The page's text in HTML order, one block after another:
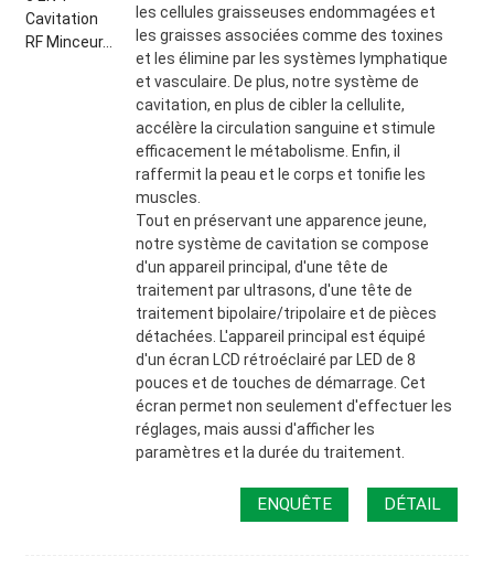
les cellules graisseuses endommagées et
les graisses associées comme des toxines
et les élimine par les systèmes lymphatique
et vasculaire. De plus, notre système de
cavitation, en plus de cibler la cellulite,
accélère la circulation sanguine et stimule
efficacement le métabolisme. Enfin, il
raffermit la peau et le corps et tonifie les
muscles.
Tout en préservant une apparence jeune,
notre système de cavitation se compose
d'un appareil principal, d'une tête de
traitement par ultrasons, d'une tête de
traitement bipolaire/tripolaire et de pièces
détachées. L'appareil principal est équipé
d'un écran LCD rétroéclairé par LED de 8
pouces et de touches de démarrage. Cet
écran permet non seulement d'effectuer les
réglages, mais aussi d'afficher les
paramètres et la durée du traitement.
ENQUÊTE DÉTAIL